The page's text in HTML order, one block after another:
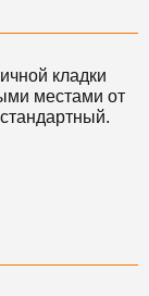
кладки
местами от